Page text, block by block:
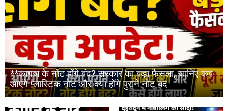
**कागज के नोट होंगे बंद? सरकार का बड़ा फैसला, जानिए कब
आएंगे प्लास्टिक नोट और क्या होंगे पुराने नोट बंद